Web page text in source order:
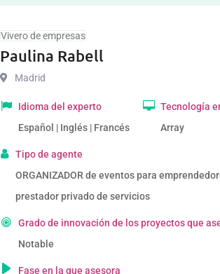
Vivero de empresas
Paulina Rabell
Madrid
Idioma del experto
Español | Inglés | Francés
Tecnología
Array
Tipo de agente
ORGANIZADOR de eventos para
prestador privado de servicios
Grado de innovación de los proyectos que
Notable
Fase en la que asesora